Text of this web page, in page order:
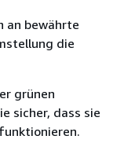
an bewährte
die
grünen
sicher, dass sie